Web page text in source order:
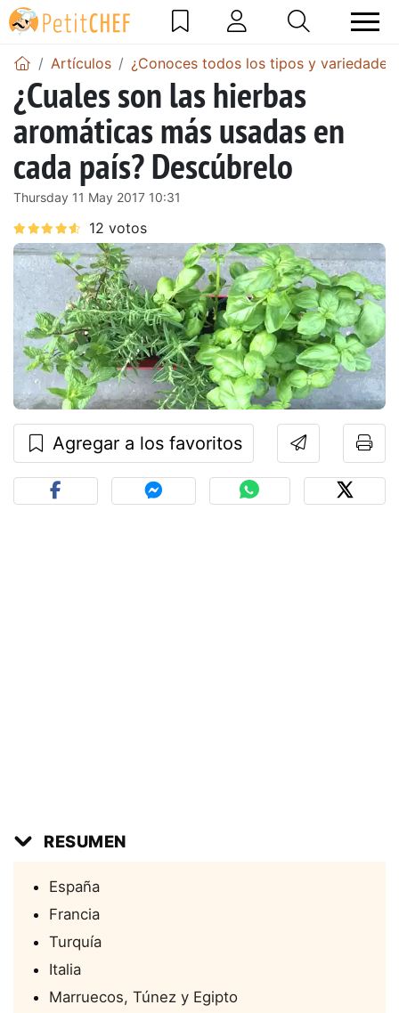
Artículos ¿Conoces todos los tipos y
¿Cuales son las hierbas
aromáticas más usadas en
cada país? Descúbrelo
Thursday 11 May 2017 10:31
Agregar a los favoritos
RESUMEN
España
Francia
Turquía
Italia
Marruecos, Túnez y Egipto